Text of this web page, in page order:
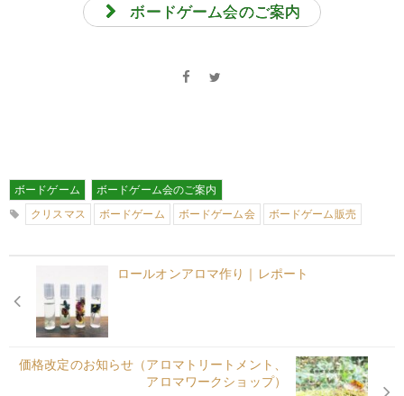
ボードゲーム会のご案内
ボードゲーム
ボードゲーム会のご案内
クリスマス
ボードゲーム ボードゲーム会 ボードゲーム販売
ロールオンアロマ作り｜レポート
価格改定のお知らせ（アロマトリートメント、
アロマワークショップ）